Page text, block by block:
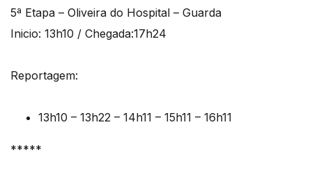
5ª Etapa – Oliveira do Hospital – Guarda
Inicio: 13h10 / Chegada:17h24
Reportagem:
13h10 – 13h22 – 14h11 – 15h11 – 16h11
*****